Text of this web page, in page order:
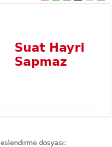
Suat Hayri
Sapmaz
dosyası: